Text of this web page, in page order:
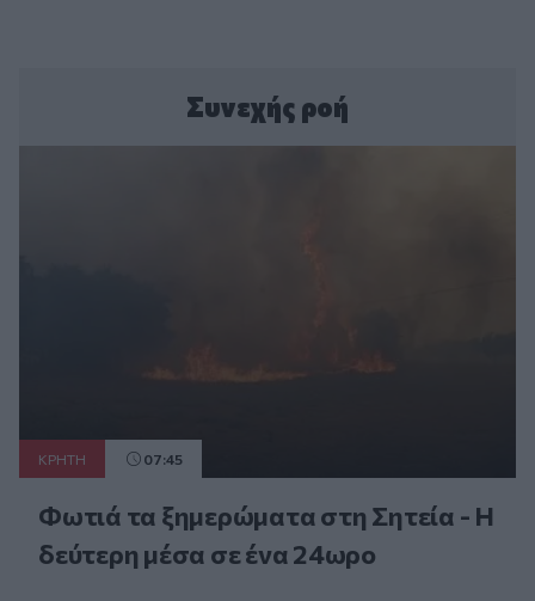
Συνεχής ροή
ΚΡΗΤΗ 07:45
Φωτιά τα ξημερώματα στη Σητεία - Η
δεύτερη μέσα σε ένα 24ωρο